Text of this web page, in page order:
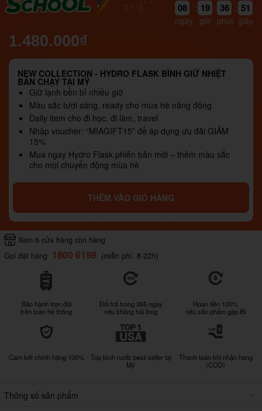
08
ngày
: 19
giờ
: 36
phút
: 50
giây
1.480.000₫
NEW COLLECTION - HYDRO FLASK BÌNH GIỮ NHIỆT
BÁN CHẠY TẠI MỸ
Giữ lạnh bền bỉ nhiều giờ
Màu sắc tươi sáng, ready cho mùa hè năng động
Daily item cho đi học, đi làm, travel
Nhập voucher: “MIAGIFT15” để áp dụng ưu đãi GIẢM
15%
Mua ngay Hydro Flask phiên bản mới – thêm màu sắc
cho mọi chuyển động mùa hè
THÊM VÀO GIỎ HÀNG
Xem 6 cửa hàng còn hàng
Gọi đặt hàng 1800 6198 (miễn phí, 8-22h)
Bảo hành trọn đời
trên toàn hệ thống
Đổi trả trong 365 ngày
nếu không hài lòng
Hoàn tiền 100%
nếu sản phẩm gặp lỗi
Cam kết chính hãng 100%
Top bình nước best-seller tại
Mỹ
Thanh toán khi nhận hàng
(COD)
Thông số sản phẩm